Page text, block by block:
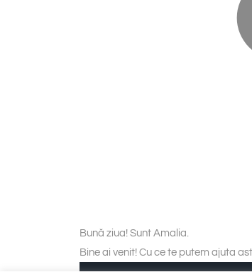
Bună ziua! Sunt Amalia.
Bine ai venit! Cu ce te putem ajuta